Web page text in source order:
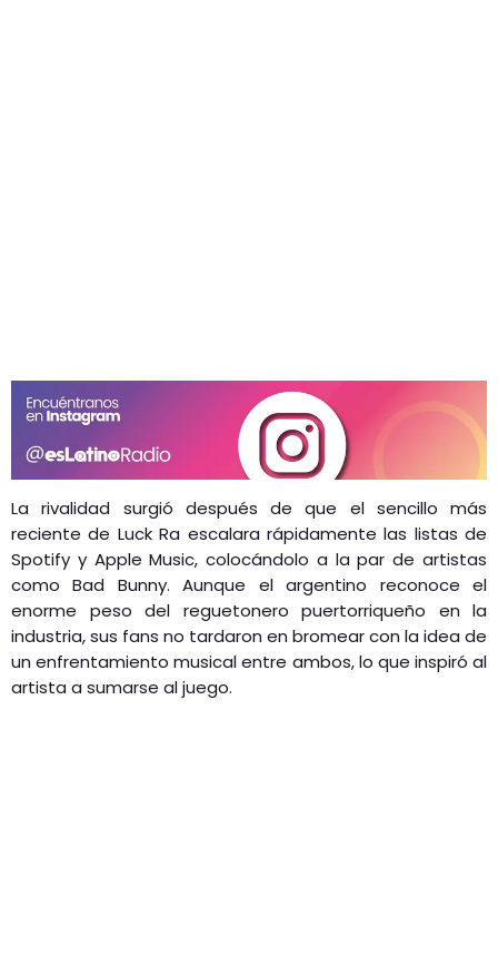
La rivalidad surgió después de que el sencillo más
reciente de Luck Ra escalara rápidamente las listas de
Spotify y Apple Music, colocándolo a la par de artistas
como Bad Bunny. Aunque el argentino reconoce el
enorme peso del reguetonero puertorriqueño en la
industria, sus fans no tardaron en bromear con la idea de
un enfrentamiento musical entre ambos, lo que inspiró al
artista a sumarse al juego.